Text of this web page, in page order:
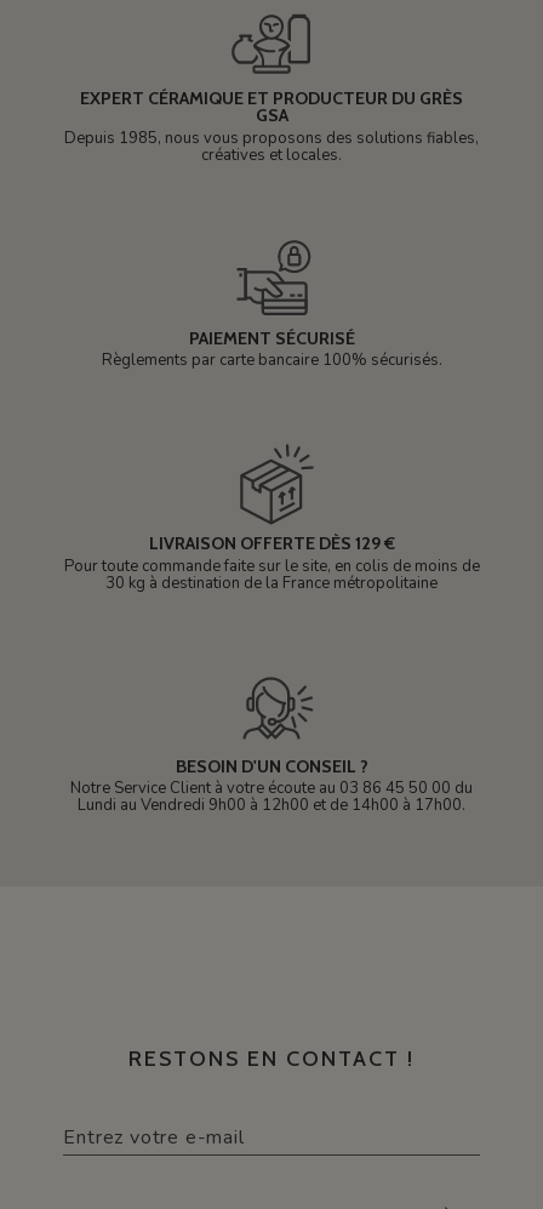
EXPERT CÉRAMIQUE ET PRODUCTEUR DU GRÈS
GSA
Depuis 1985, nous vous proposons des solutions fiables,
créatives et locales.
PAIEMENT SÉCURISÉ
Règlements par carte bancaire 100% sécurisés.
LIVRAISON OFFERTE DÈS 129 €
Pour toute commande faite sur le site, en colis de moins de
30 kg à destination de la France métropolitaine
BESOIN D'UN CONSEIL ?
Notre Service Client à votre écoute au 03 86 45 50 00 du
Lundi au Vendredi 9h00 à 12h00 et de 14h00 à 17h00.
RESTONS EN CONTACT !